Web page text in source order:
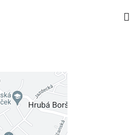
blokovaný
obsah?